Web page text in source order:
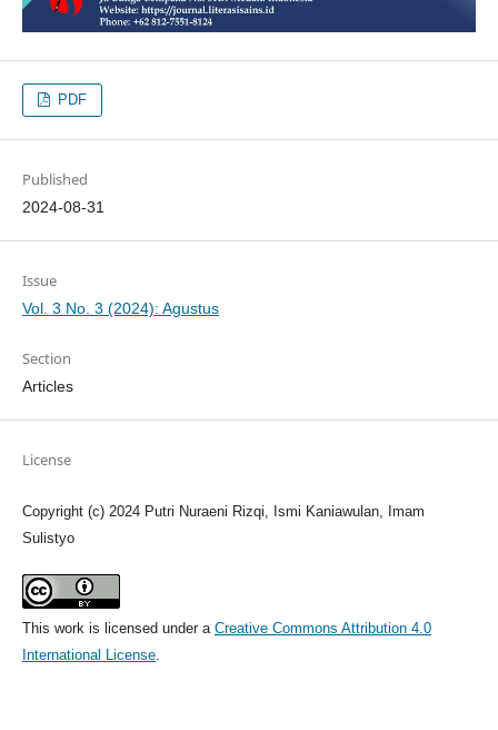
PDF
Published
2024-08-31
Issue
Vol. 3 No. 3 (2024): Agustus
Section
Articles
License
Copyright (c) 2024 Putri Nuraeni Rizqi, Ismi Kaniawulan, Imam
Sulistyo
This work is licensed under a Creative Commons Attribution 4.0
International License.